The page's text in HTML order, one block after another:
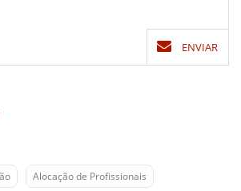
ENVIAR
Alocação de Profissionais